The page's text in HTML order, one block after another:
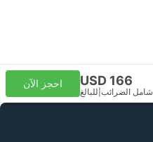
USD 166
شامل الضرائب للبالغ
احجز الآن